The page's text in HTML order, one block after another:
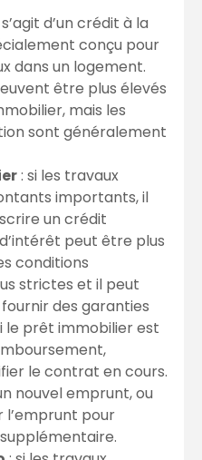
s’agit d’un crédit à la
conçu pour
dans un logement.
être plus élevés
mais les
sont généralement
: si les travaux
importants, il
un crédit
peut être plus
conditions
strictes et il peut
des garanties
le prêt immobilier est
le contrat en cours.
nouvel emprunt, ou
pour